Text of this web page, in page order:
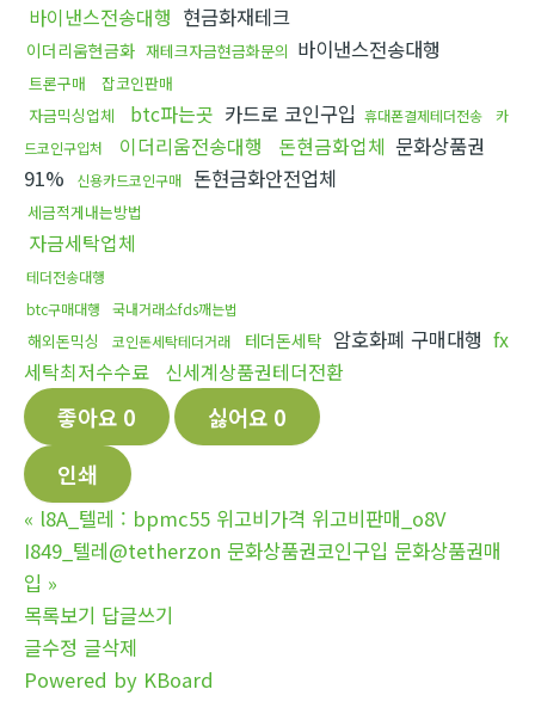
바이낸스전송대행 현금화재테크
이더리움현금화 재테크자금현금화문의 바이낸스전송대행
트론구매
잡코인판매
자금믹싱업체
btc파는곳 카드로 코인구입 휴대폰결제테더전송
카
드코인구입처
이더리움전송대행 돈현금화업체 문화상품권
91%
신용카드코인구매 돈현금화안전업체
세금적게내는방법
자금세탁업체
테더전송대행
btc구매대행
국내거래소fds깨는법
해외돈믹싱 코인돈세탁테더거래 테더돈세탁 암호화폐 구매대행 fx
세탁최저수수료 신세계상품권테더전환
좋아요 0 싫어요 0
인쇄
« l8A_텔레 : bpmc55 위고비가격 위고비판매_o8V
I849_텔레@tetherzon 문화상품권코인구입 문화상품권매
입 »
목록보기 답글쓰기
글수정 글삭제
Powered by KBoard